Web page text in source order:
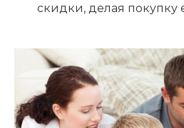
скидки, делая покупку